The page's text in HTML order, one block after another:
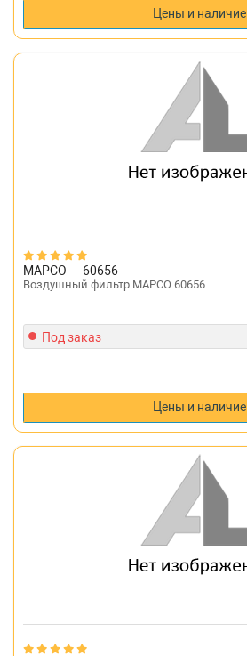
Цены и наличие
MAPCO 60656
Воздушный фильтр MAPCO 60656
Под заказ
Цены и наличие